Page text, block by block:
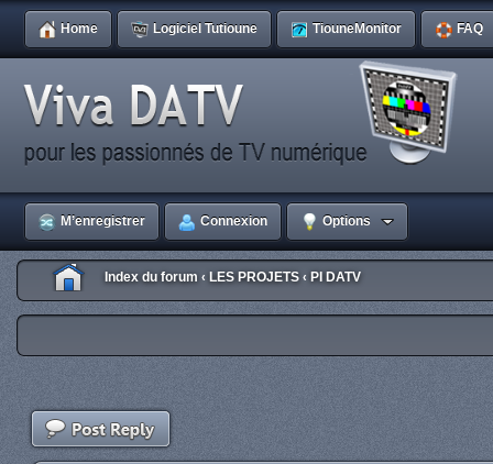
Home Logiciel Tutioune TiouneMonitor FAQ
M’enregistrer Connexion Options
Index du forum ‹ LES PROJETS ‹ PI DATV